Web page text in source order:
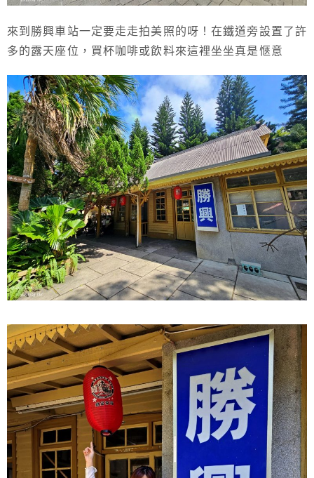
來到勝興車站一定要走走拍美照的呀！在鐵道旁設置了許
多的露天座位，買杯咖啡或飲料來這裡坐坐真是愜意